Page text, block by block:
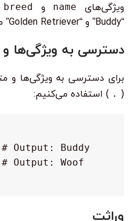
ویژگی‌های
name و breed
“Buddy” و “Golden Retriever” مقداردهی اولیه می‌شوند.
دسترسی به ویژگی‌ها و
برای دسترسی به ویژگی‌ها و
(
. ) استفاده می‌کنیم:
وراثت